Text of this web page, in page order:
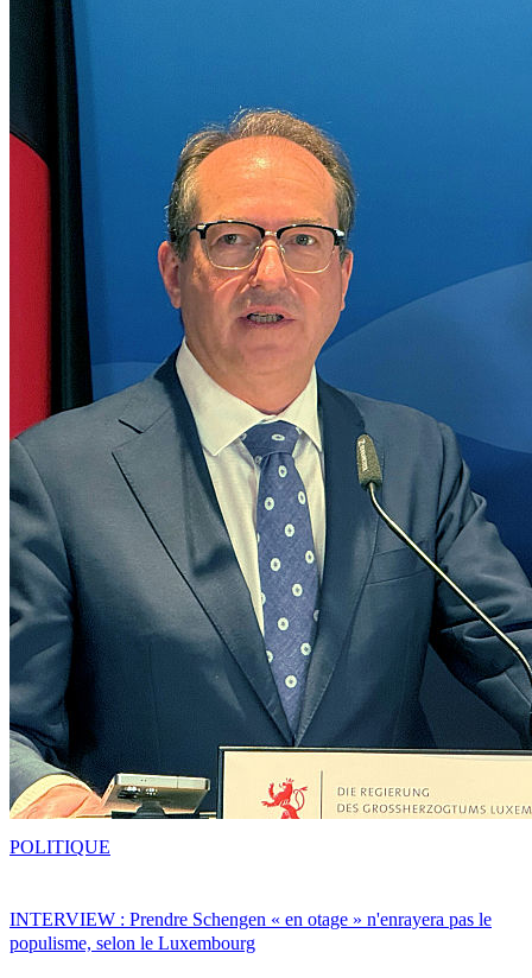
INTERVIEW : Prendre Schengen « en otage » n'enrayera pas le
populisme, selon le Luxembourg
POLITIQUE